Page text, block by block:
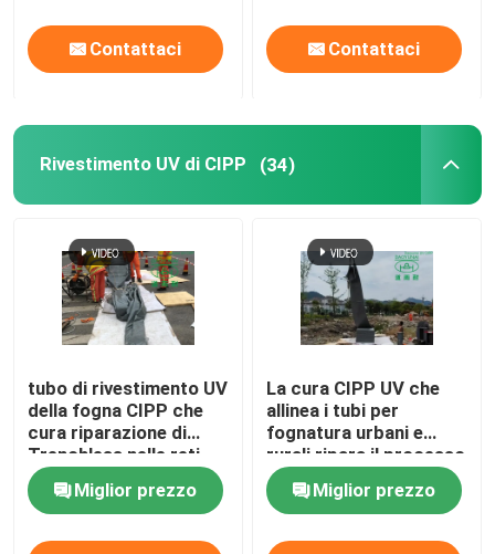
Contattaci Contattaci
Rivestimento UV di CIPP (34)
tubo di rivestimento UV
della fogna CIPP che
cura riparazione di
Trenchless nelle reti
del tubo di scarico
dell'acqua piovana
Miglior prezzo
La cura CIPP UV che
allinea i tubi per
fognatura urbani e
rurali ripara il processo
sul posto curato del
rivestimento del tubo
Miglior prezzo